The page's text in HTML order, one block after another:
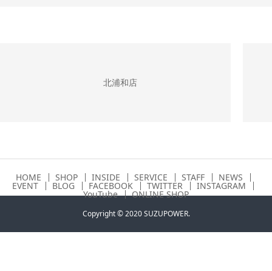
北浦和店
HOME SHOP INSIDE SERVICE STAFF NEWS
EVENT BLOG FACEBOOK TWITTER INSTAGRAM
YouTube ONLINE SHOP
Copyright © 2020 SUZUPOWER.